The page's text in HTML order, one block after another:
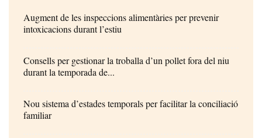
Augment de les inspeccions alimentàries per prevenir
intoxicacions durant l’estiu
Consells per gestionar la troballa d’un pollet fora del niu
durant la temporada de...
Nou sistema d’estades temporals per facilitar la conciliació
familiar